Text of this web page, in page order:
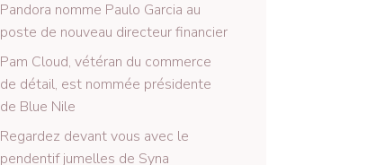
Pandora nomme Paulo Garcia au
poste de nouveau directeur financier
Pam Cloud, vétéran du commerce
de détail, est nommée présidente
de Blue Nile
Regardez devant vous avec le
pendentif jumelles de Syna